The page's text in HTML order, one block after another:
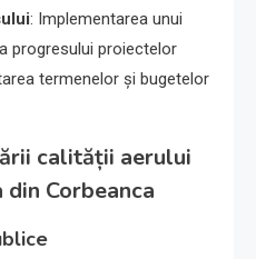
: Implementarea unui
progresului proiectelor
termenelor și bugetelor
calității aerului
Corbeanca